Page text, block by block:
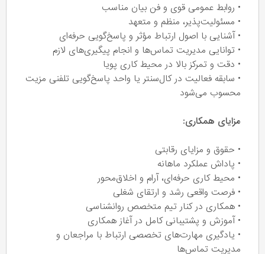
• روابط عمومی قوی و فن بیان مناسب
• مسئولیت‌پذیر، منظم و متعهد
• آشنایی با اصول ارتباط مؤثر و پاسخ‌گویی حرفه‌ای
• توانایی مدیریت تماس‌ها و انجام پیگیری‌های لازم
• دقت و تمرکز بالا در محیط کاری پویا
• سابقه فعالیت در کال‌سنتر یا واحد پاسخ‌گویی تلفنی مزیت
محسوب می‌شود
مزایای همکاری:
• حقوق و مزایای رقابتی
• پاداش عملکرد ماهانه
• محیط کاری حرفه‌ای، آرام و اخلاق‌محور
• فرصت واقعی رشد و ارتقای شغلی
• همکاری در کنار تیم متخصص روانشناسی
• آموزش و پشتیبانی کامل در آغاز همکاری
• یادگیری مهارت‌های تخصصی ارتباط با مراجعان و
مدیریت تماس‌ها